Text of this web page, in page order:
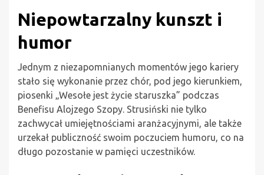
Niepowtarzalny kunszt i
humor
Jednym z niezapomnianych momentów jego kariery
stało się wykonanie przez chór, pod jego kierunkiem,
piosenki „Wesołe jest życie staruszka” podczas
Benefisu Alojzego Szopy. Strusiński nie tylko
zachwycał umiejętnościami aranżacyjnymi, ale także
urzekał publiczność swoim poczuciem humoru, co na
długo pozostanie w pamięci uczestników.